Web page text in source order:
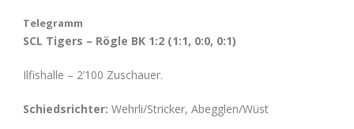
Telegramm
SCL Tigers – Rögle BK 1:2 (1:1, 0:0, 0:1)
Ilfishalle – 2’100 Zuschauer.
Schiedsrichter: Wehrli/Stricker, Abegglen/Wüst